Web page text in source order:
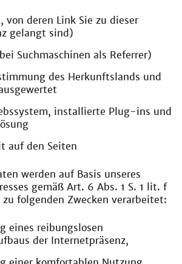
von deren Link Sie zu dieser
gelangt sind)
Suchmaschinen als Referrer)
des Herkunftslands und
installierte Plug-ins und
auf den Seiten
werden auf Basis unseres
gemäß Art. 6 Abs. 1 S. 1 lit. f
zu folgenden Zwecken verarbeitet:
eines reibungslosen
der Internetpräsenz,